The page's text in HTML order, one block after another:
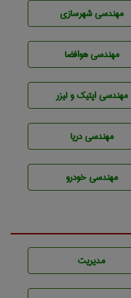
مهندسی شهرسازی
مهندسی هوافضا
مهندسی اپتیک و لیزر
مهندسی دریا
مهندسی خودرو
مديريت